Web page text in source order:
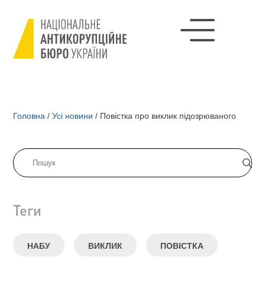
Головна / Усі новини / Повістка про виклик підозрюваного
Теги
НАБУ ВИКЛИК ПОВІСТКА